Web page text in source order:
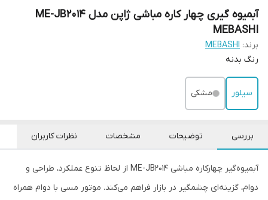
آبمیوه گیری چهار کاره مباشی ژاپن مدل ME-JB2014
MEBASHI
برند: MEBASHI
رنگ بدنه
سیلور مشکی
بررسی توضیحات مشخصات نظرات کاربران
آبمیوه‌گیر چهارکاره مباشی ME-JB2014 از لحاظ تنوع عملکرد، طراحی و
دوام، گزینه‌ای چشمگیر در بازار فراهم می‌کند. موتور مسی با دوام همراه